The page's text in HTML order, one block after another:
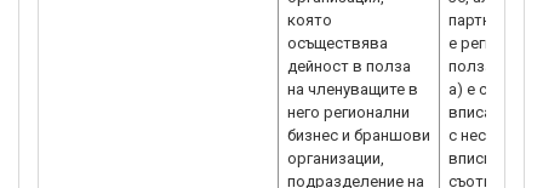
която
осъществява
дейност в полза
на членуващите в
него регионални
бизнес и браншови
организации,
подразделение на
партньор
е
полза в
а) е
вписано в
с
съответния